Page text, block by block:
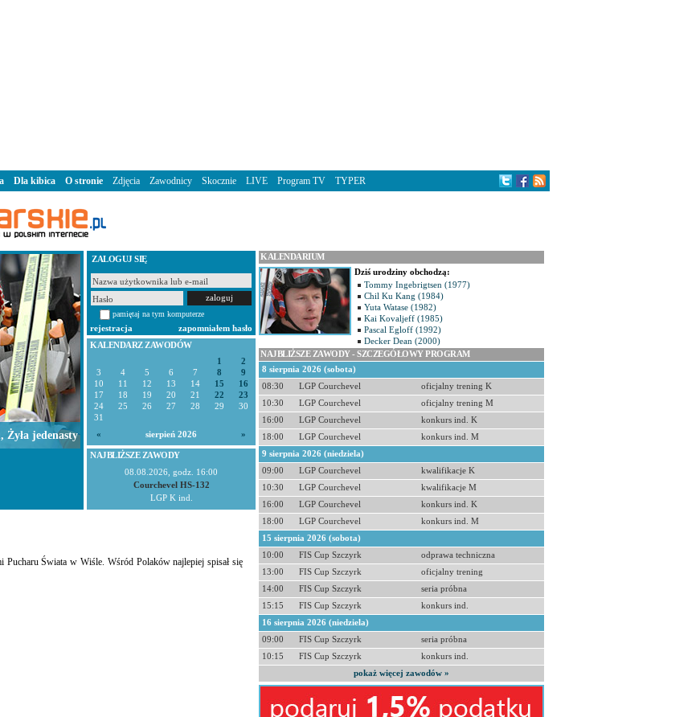
ZALOGUJ SIĘ
pamiętaj na tym komputerze
rejestracja
zapomniałem hasło
KALENDARZ ZAWODÓW
1
2
3
4 5 6 7 8
9
10
11 12 13 14 15
16
17
18 19 20 21 22
23
24
25 26 27 28 29
30
31
«
sierpień 2026 »
NAJBLIŻSZE ZAWODY
08.08.2026, godz. 16:00
Courchevel HS-132
LGP K ind.
Świata w Wiśle. Wśród Polaków najlepiej spisał się
jedenasty
KALENDARIUM
Dziś urodziny obchodzą:
Tommy Ingebrigtsen (1977)
Chil Ku Kang (1984)
Yuta Watase (1982)
Kai Kovaljeff (1985)
Pascal Egloff (1992)
Decker Dean (2000)
NAJBLIŻSZE ZAWODY - SZCZEGÓŁOWY PROGRAM
8 sierpnia 2026 (sobota)
08:30
LGP Courchevel
oficjalny trening K
10:30
LGP Courchevel
oficjalny trening M
16:00
LGP Courchevel
konkurs ind. K
18:00
LGP Courchevel
konkurs ind. M
9 sierpnia 2026 (niedziela)
09:00
LGP Courchevel
kwalifikacje K
10:30
LGP Courchevel
kwalifikacje M
16:00
LGP Courchevel
konkurs ind. K
18:00
LGP Courchevel
konkurs ind. M
15 sierpnia 2026 (sobota)
10:00
FIS Cup Szczyrk
odprawa techniczna
13:00
FIS Cup Szczyrk
oficjalny trening
14:00
FIS Cup Szczyrk
seria próbna
15:15
FIS Cup Szczyrk
konkurs ind.
16 sierpnia 2026 (niedziela)
09:00
FIS Cup Szczyrk
seria próbna
10:15
FIS Cup Szczyrk
konkurs ind.
pokaż więcej zawodów »
Dla kibica O stronie Zdjęcia Zawodnicy Skocznie LIVE Program TV TYPER